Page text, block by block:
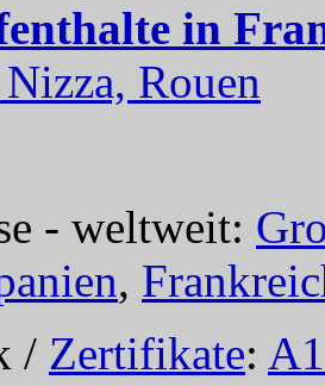
in
Rouen
- weltweit:
,
/ Zertifikate: A1